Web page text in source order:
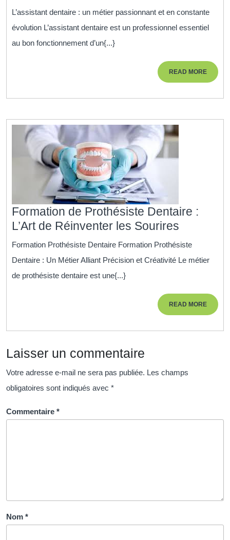
d’Assistant
Dentaire
Un
Passionnante
L’assistant dentaire : un métier passionnant et en constante
évolution L’assistant dentaire est un professionnel essentiel
au bon fonctionnement d’un{...}
READ MOREREAD
MORE
Formation de Prothésiste Dentaire :
L’Art de Réinventer les Sourires
de
L’Art
Formation Prothésiste Dentaire Formation Prothésiste
Dentaire : Un Métier Alliant Précision et Créativité Le métier
de prothésiste dentaire est une{...}
READ MOREREAD
MORE
Laisser un commentaire
Votre adresse e-mail ne sera pas publiée. Les champs
obligatoires sont indiqués avec *
Commentaire *
Nom *